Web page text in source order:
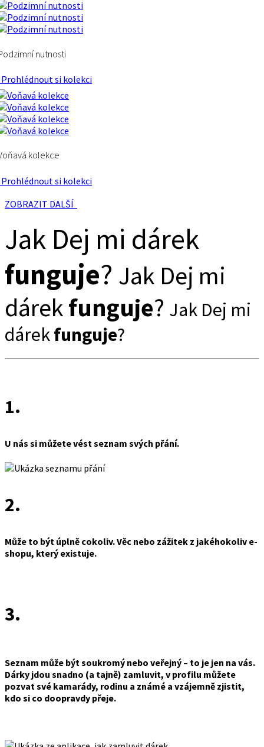
nutnosti
si kolekci
kolekce
si kolekci
ZOBRAZIT DALŠÍ
Jak Dej mi dárek
funguje? Jak Dej mi
dárekfunguje? Jak Dej mi
dárekfunguje?
1.
U nás si můžete vést seznam svých přání.
2.
Může to být úplně cokoliv. Věc nebo zážitek z jakéhokoliv e-
shopu, který existuje.
3.
Seznam může být soukromý nebo veřejný – to je jen na vás.
Dárky jdou snadno (a tajně) zamluvit, v profilu můžete
pozvat své kamarády, rodinu a známé a vzájemně zjistit,
kdo si co doopravdy přeje.